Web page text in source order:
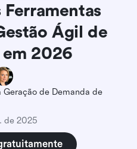
Ágil de
2026
Geração de Demanda de
de 2025